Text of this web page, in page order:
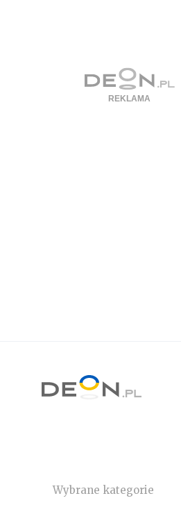
Wybrane kategorie